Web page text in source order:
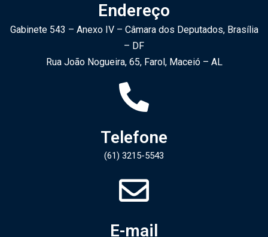
Endereço
Gabinete 543 – Anexo IV – Câmara dos Deputados, Brasília
– DF
Rua João Nogueira, 65, Farol, Maceió – AL
Telefone
(61) 3215-5543​
E-mail